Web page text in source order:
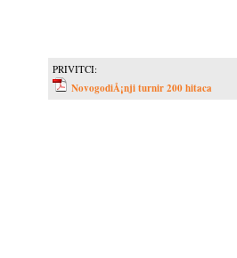
PRIVITCI:
NovogodiÅ¡nji turnir 200 hitaca